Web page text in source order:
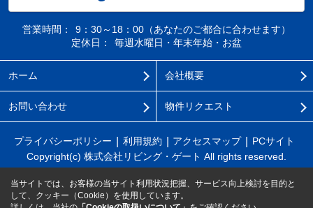
営業時間：
9：30～18：00（あなたのご都合に合わせます）
定休日：
毎週水曜日・年末年始・お盆
ホーム 会社概要
お問い合わせ 物件リクエスト
プライバシーポリシー 利用規約 アクセスマップ
PCサイト
Copyright(c) 株式会社リビング・ゲート All rights reserved.
当サイトでは、お客様の当サイト利用状況把握、サービス向上検討を目的と
して、クッキー（Cookie）を使用しています。